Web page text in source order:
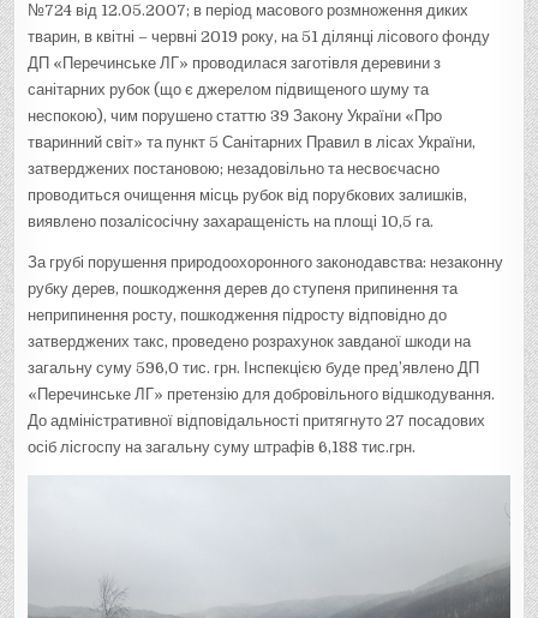
№724 від 12.05.2007; в період масового розмноження диких
тварин, в квітні – червні 2019 року, на 51 ділянці лісового фонду
ДП «Перечинське ЛГ» проводилася заготівля деревини з
санітарних рубок (що є джерелом підвищеного шуму та
неспокою), чим порушено статтю 39 Закону України «Про
тваринний світ» та пункт 5 Санітарних Правил в лісах України,
затверджених постановою; незадовільно та несвоєчасно
проводиться очищення місць рубок від порубкових залишків,
виявлено позалісосічну захаращеність на площі 10,5 га.
За грубі порушення природоохоронного законодавства: незаконну
рубку дерев, пошкодження дерев до ступеня припинення та
неприпинення росту, пошкодження підросту відповідно до
затверджених такс, проведено розрахунок завданої шкоди на
загальну суму 596,0 тис. грн. Інспекцією буде пред’явлено ДП
«Перечинське ЛГ» претензію для добровільного відшкодування.
До адміністративної відповідальності притягнуто 27 посадових
осіб лісгоспу на загальну суму штрафів 6,188 тис.грн.